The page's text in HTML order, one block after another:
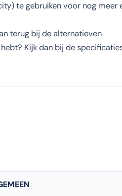
te gebruiken voor nog meer
terug bij de alternatieven
Kijk dan bij de specificaties